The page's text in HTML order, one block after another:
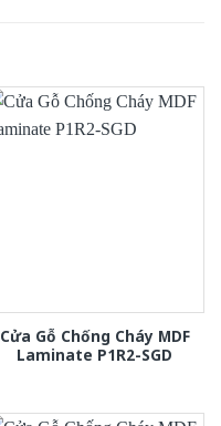
Cửa Gỗ Chống Cháy MDF
Laminate P1R2-SGD